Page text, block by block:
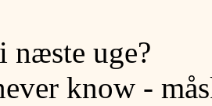
næste uge?
know -